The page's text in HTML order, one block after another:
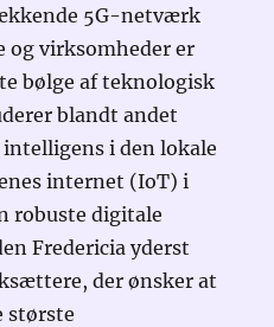
5G-netværk
og virksomheder er
bølge af teknologisk
blandt andet
i den lokale
internet (IoT) i
robuste digitale
Fredericia yderst
der ønsker at
største